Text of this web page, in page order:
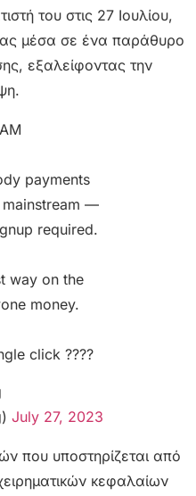
του στις 27 Ιουλίου,
μέσα σε ένα παράθυρο
εξαλείφοντας την
payments
—
required.
way on the
money.
click ????
July 27, 2023
που υποστηρίζεται από
κεφαλαίων